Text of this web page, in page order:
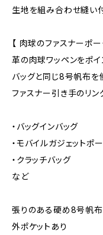
生地を組み合わせ縫い
【 肉球のファスナーポー
革の肉球ワッペンをポイ
バッグと同じ8号帆布を
ファスナー引き手のリ
・バッグインバッグ
・モバイルガジェットポ
・クラッチバッグ
など
張りのある硬め8号帆
外ポケットあり